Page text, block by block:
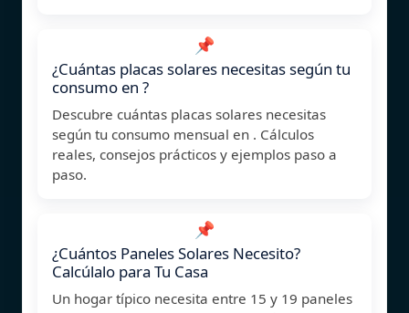
📌
¿Cuántas placas solares necesitas según tu
consumo en ?
Descubre cuántas placas solares necesitas
según tu consumo mensual en . Cálculos
reales, consejos prácticos y ejemplos paso a
paso.
📌
¿Cuántos Paneles Solares Necesito?
Calcúlalo para Tu Casa
Un hogar típico necesita entre 15 y 19 paneles